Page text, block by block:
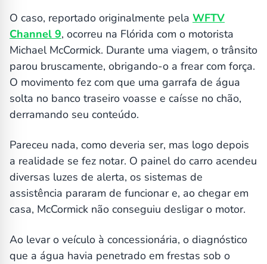
O caso, reportado originalmente pela WFTV
Channel 9, ocorreu na Flórida com o motorista
Michael McCormick. Durante uma viagem, o trânsito
parou bruscamente, obrigando-o a frear com força.
O movimento fez com que uma garrafa de água
solta no banco traseiro voasse e caísse no chão,
derramando seu conteúdo.
Pareceu nada, como deveria ser, mas logo depois
a realidade se fez notar. O painel do carro acendeu
diversas luzes de alerta, os sistemas de
assistência pararam de funcionar e, ao chegar em
casa, McCormick não conseguiu desligar o motor.
Ao levar o veículo à concessionária, o diagnóstico
que a água havia penetrado em frestas sob o